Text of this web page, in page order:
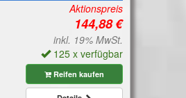
Aktionspreis
inkl. 19% MwSt.
125 x verfügbar
Reifen kaufen